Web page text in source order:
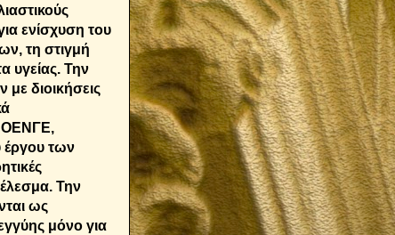
ενίσχυση του
τη στιγμή
υγείας. Την
με διοικήσεις
ΟΕΝΓΕ,
έργου των
Την
ως
μόνο για